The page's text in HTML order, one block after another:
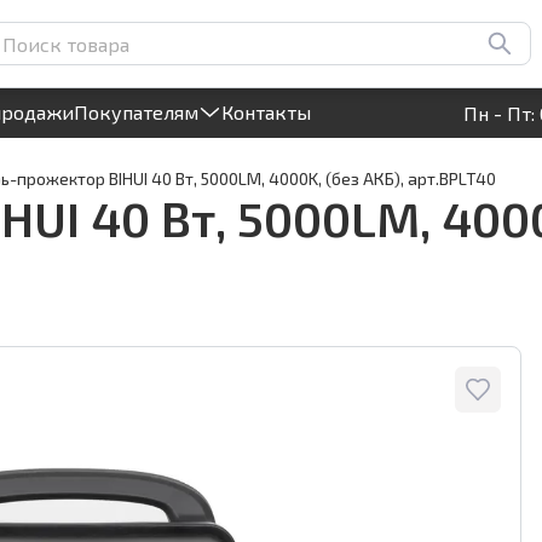
Круглосуточный! Прием заявок на сайте
Покупателям Контакты Пн - Пт:
(без АКБ), арт.BPLT40
прожектор BIHUI 40 Вт, 5000LM, 4000K, (без АКБ), арт.BPLT40
40 Вт, 5000LM,